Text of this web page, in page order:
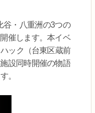
谷・八重洲の3つの
催します。本イベ
ック（台東区蔵前
設同時開催の物語
。